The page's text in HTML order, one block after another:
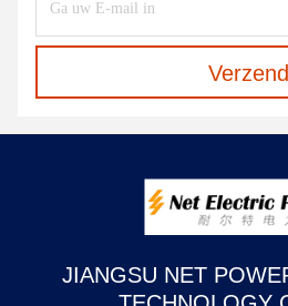
Verzend
JIANGSU NET